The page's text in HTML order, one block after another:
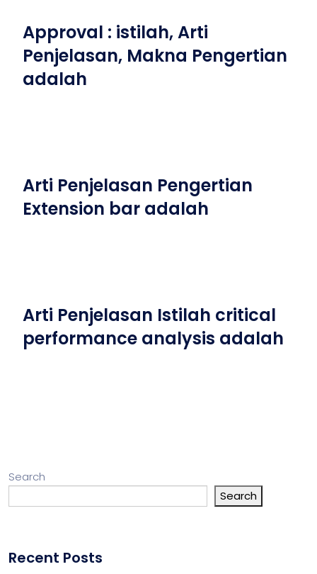
Approval : istilah, Arti
Penjelasan, Makna Pengertian
adalah
Arti Penjelasan Pengertian
Extension bar adalah
Arti Penjelasan Istilah critical
performance analysis adalah
Search
Search
Recent Posts